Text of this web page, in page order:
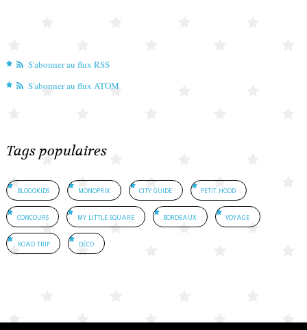
S'abonner au flux RSS
S'abonner au flux ATOM
Tags populaires
blogokids monoprix city guide petit hood
concours my little square bordeaux voyage
road trip déco